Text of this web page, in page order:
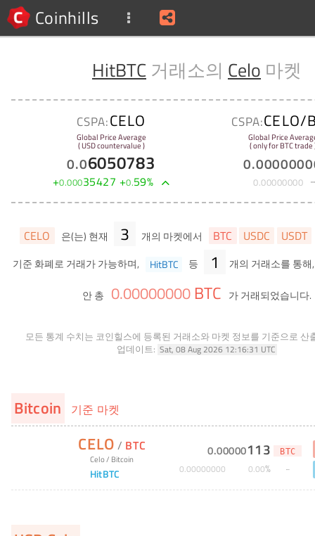
Coinhills
HitBTC 거래소의 Celo 마켓
CSPA:CELO
Global Price Average
( USD countervalue )
0.06050783
+0.00035427 +0.59%
CSPA:CELO/
Global Price
( only for BTC trade
0.
0.00000000
CELO 은(는) 현재 3 개의 마켓에서 BTC USDC USDT
기준 화폐로 거래가 가능하며, HitBTC 등 1 개의 거래소를 통
안 총 0.00000000 BTC 가 거래되었습니다.
모든 통계 수치는 코인힐스에 등록된 거래소와 마켓 정보를 기준으로 산
업데이트: Sat, 08 Aug 2026 12:16:31 UTC
Bitcoin 기준 마켓
CELO / BTC
Celo/ Bitcoin
HitBTC
0.00000113 BTC
0.00000000 0.00%